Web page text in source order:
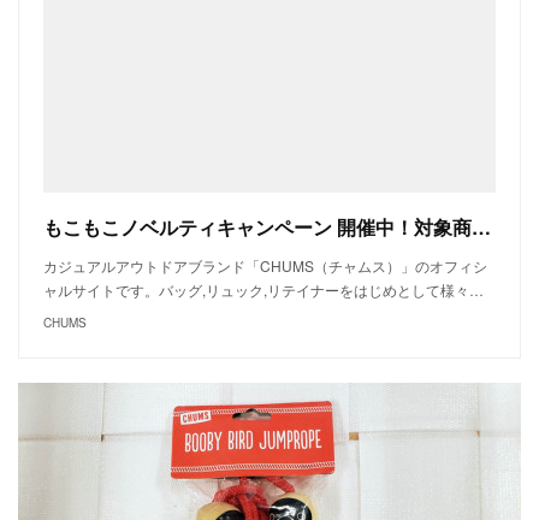
もこもこノベルティキャンペーン 開催中！対象商品をお買い上げの方にオリジナル腹巻プレゼント！ | CHUMS(チャムス)|アウトドアファッション公式通販
カジュアルアウトドアブランド「CHUMS（チャムス）」のオフィシ
ャルサイトです。バッグ,リュック,リテイナーをはじめとして様々…
CHUMS